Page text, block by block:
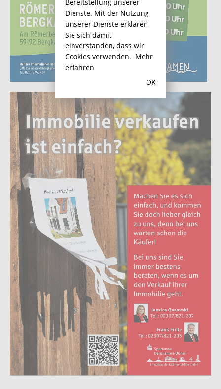
Bereitstellung unserer
Dienste. Mit der Nutzung
unserer Dienste erklären
Sie sich damit
einverstanden, dass wir
Cookies verwenden. Mehr
erfahren
OK